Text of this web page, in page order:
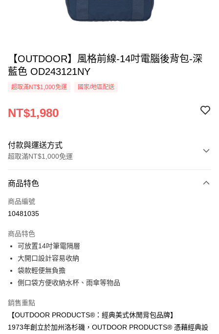
【OUTDOOR】風格前線-14吋電腦後背包-深
藍色 OD243121NY
超取滿NT$1,000免運 國家/地區配送
NT$1,980
付款與運送方式
超取滿NT$1,000免運
信用卡一次付款
超商取貨付款
Apple Pay
悠遊付
AFTEE先享後付
【關於「AFTEE先享後付」】
AFTEE先享後付是「在收到商品之後才付款」的支付方式。 讓您購物簡單
便利好安心！
１．簡單：不需註冊會員、不需綁卡、不需儲值。
商品特色
商品編號
10481035
商品特色
可放置14吋筆電隔層
大開口設計容易收納
袋款輕便無負擔
側口袋方便收納水杯、雨傘等物品
銷售重點
【OUTDOOR PRODUCTS®：經典美式休閒背包品牌】
1973年創立於加州洛杉磯，OUTDOOR PRODUCTS® 憑藉經典設